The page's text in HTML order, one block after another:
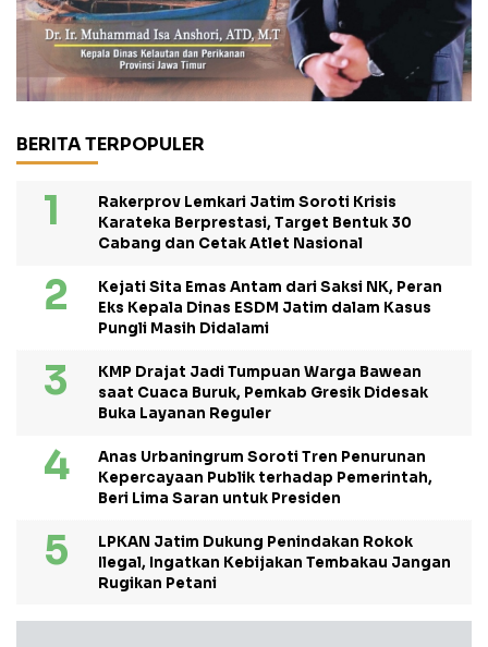
BERITA TERPOPULER
Rakerprov Lemkari Jatim Soroti Krisis
Karateka Berprestasi, Target Bentuk 30
Cabang dan Cetak Atlet Nasional
Kejati Sita Emas Antam dari Saksi NK, Peran
Eks Kepala Dinas ESDM Jatim dalam Kasus
Pungli Masih Didalami
KMP Drajat Jadi Tumpuan Warga Bawean
saat Cuaca Buruk, Pemkab Gresik Didesak
Buka Layanan Reguler
Anas Urbaningrum Soroti Tren Penurunan
Kepercayaan Publik terhadap Pemerintah,
Beri Lima Saran untuk Presiden
LPKAN Jatim Dukung Penindakan Rokok
Ilegal, Ingatkan Kebijakan Tembakau Jangan
Rugikan Petani